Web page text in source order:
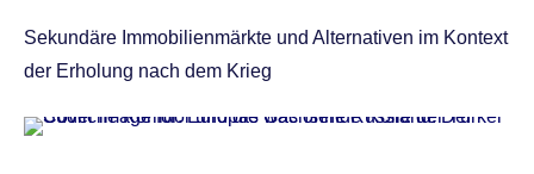
Sekundäre Immobilienmärkte und Alternativen im Kontext
der Erholung nach dem Krieg